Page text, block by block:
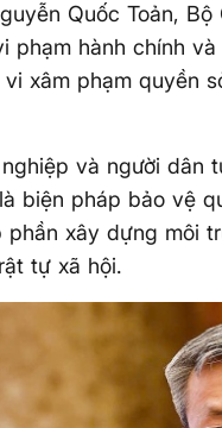
Quốc Toản,
phạm hành chính
xâm phạm quyền
và người dân
biện pháp bảo vệ
xây dựng môi
tự xã hội.